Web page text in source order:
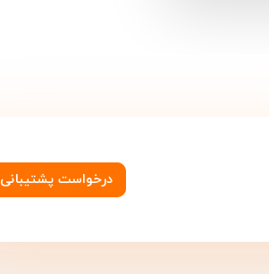
درخواست پشتیبانی